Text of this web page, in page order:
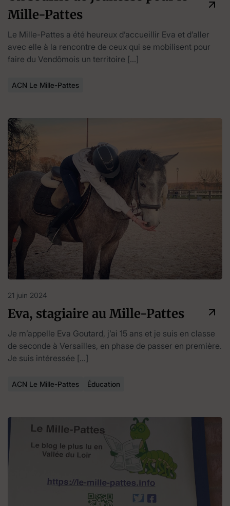
Mille-Pattes
Le Mille-Pattes a été heureux d’accueillir Eva et d’aller
avec elle à la rencontre de ceux qui se mobilisent pour
faire du Vendômois un territoire […]
ACN Le Mille-Pattes
21 juin 2024
Eva, stagiaire au Mille-Pattes
Je m’appelle Eva Goutard, j’ai 15 ans et je suis en classe
de seconde à Versailles, en phase de passer en première.
Je suis intéressée […]
ACN Le Mille-Pattes Éducation